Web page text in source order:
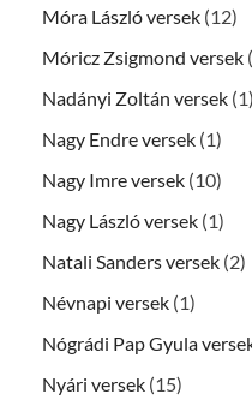
Móra László versek (12)
Móricz Zsigmond versek
Nadányi Zoltán versek (1)
Nagy Endre versek (1)
Nagy Imre versek (10)
Nagy László versek (1)
Natali Sanders versek (2)
Névnapi versek (1)
Nógrádi Pap Gyula
Nyári versek (15)